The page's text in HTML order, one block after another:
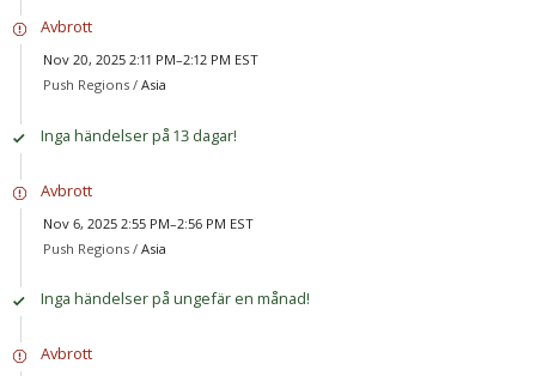
Avbrott
Nov 20, 2025 2:11 PM–2:12 PM EST
Push Regions / Asia
Inga händelser på 13 dagar!
Avbrott
Nov 6, 2025 2:55 PM–2:56 PM EST
Push Regions / Asia
Inga händelser på ungefär en månad!
Avbrott